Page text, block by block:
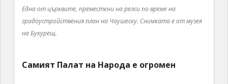
Една от църквите, преместени на релси по време на
градоустройствения план на Чаушеску. Снимката е от музея
на Букурещ.
Самият Палат на Народа е огромен